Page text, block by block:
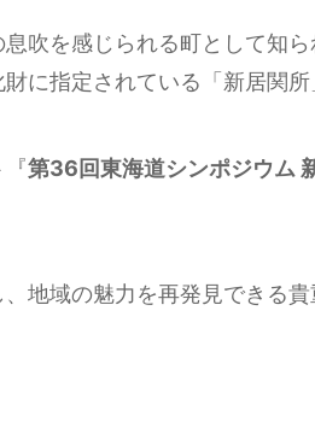
吹を感じられる町として知
に指定されている「新居関
第36回東海道シンポジウム
地域の魅力を再発見できる